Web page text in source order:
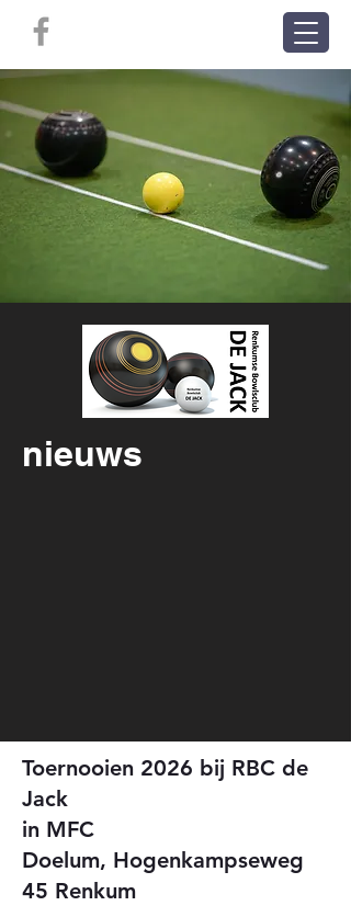
nieuws
Toernooien 2026 bij RBC de
Jack
in MFC
Doelum, Hogenkampseweg
45 Renkum